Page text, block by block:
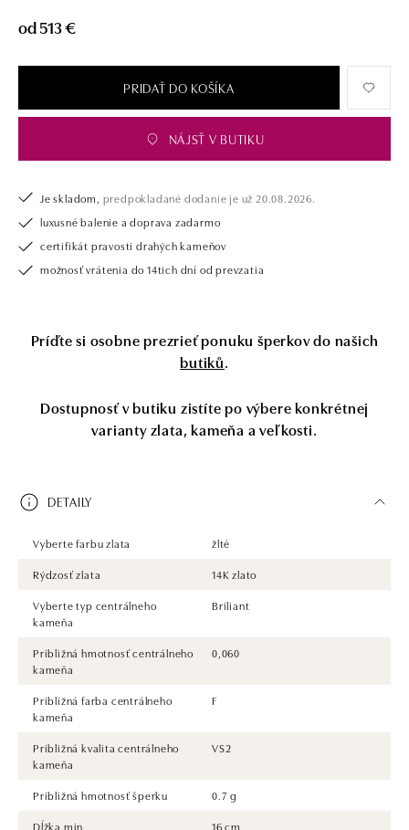
od 513 €
PRIDAŤ DO KOŠÍKA
NÁJSŤ V BUTIKU
Je skladom, predpokladané dodanie je už 20.08.2026.
luxusné balenie a doprava zadarmo
certifikát pravosti drahých kameňov
možnosť vrátenia do 14tich dní od prevzatia
Príďte si osobne prezrieť ponuku šperkov do našich
butiků.
Dostupnosť v butiku zistíte po výbere konkrétnej
varianty zlata, kameňa a veľkosti.
DETAILY
Vyberte farbu zlata
žlté
Rýdzosť zlata
14K zlato
Vyberte typ centrálneho
kameňa
Briliant
Približná hmotnosť centrálneho
kameňa
0,060
Približná farba centrálneho
kameňa
F
Približná kvalita centrálneho
kameňa
VS2
Približná hmotnosť šperku
0.7 g
Dĺžka min
16 cm